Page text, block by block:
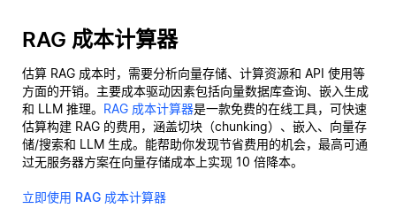
RAG 成本计算器
估算 RAG 成本时，需要分析向量存储、计算资源和 API 使用等
方面的开销。主要成本驱动因素包括向量数据库查询、嵌入生成
和 LLM 推理。 RAG 成本计算器是一款免费的在线工具，可快速
估算构建 RAG 的费用，涵盖切块（chunking）、嵌入、向量存
储/搜索和 LLM 生成。能帮助你发现节省费用的机会，最高可通
过无服务器方案在向量存储成本上实现 10 倍降本。
立即使用 RAG 成本计算器